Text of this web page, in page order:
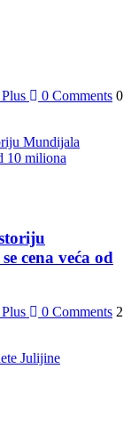
0 Comments 0
cena veća od
0 Comments 2